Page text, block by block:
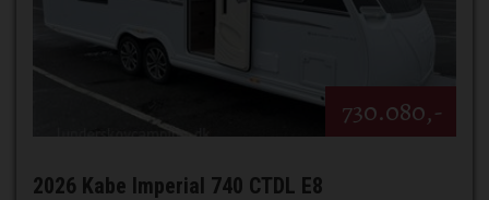
730.080,-
2026 Kabe Imperial 740 CTDL E8